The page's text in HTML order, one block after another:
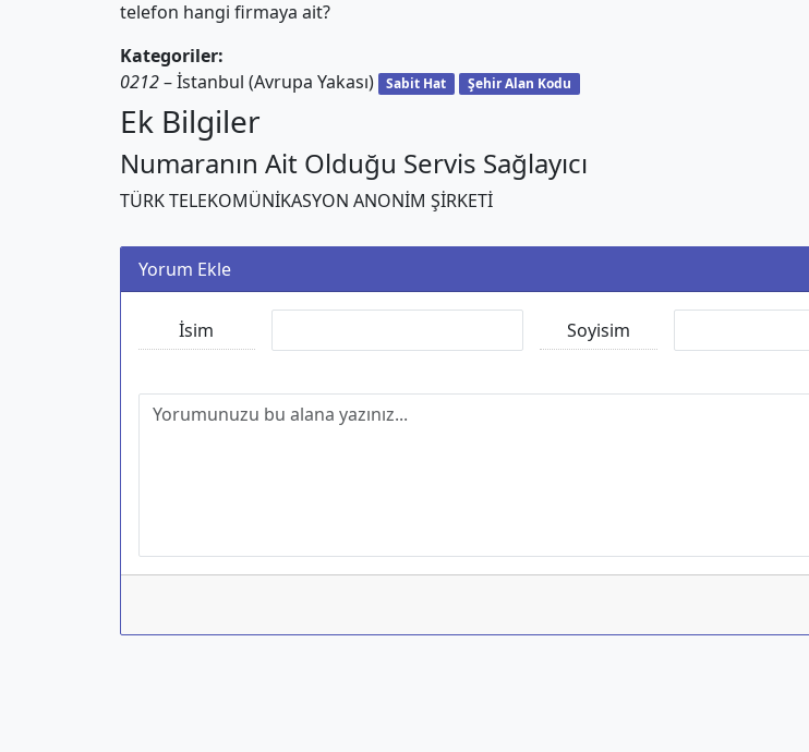
telefon hangi firmaya ait?
Kategoriler:
0212– İstanbul (Avrupa Yakası) Sabit Hat Şehir Alan Kodu
Ek Bilgiler
Numaranın Ait Olduğu Servis Sağlayıcı
TÜRK TELEKOMÜNİKASYON ANONİM ŞİRKETİ
Yorum Ekle
İsim Soyisim